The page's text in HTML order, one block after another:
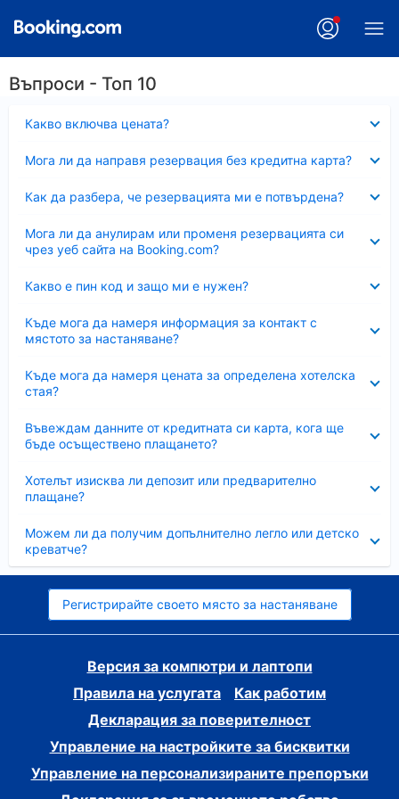
Въпроси - Топ 10
Какво включва цената?
Мога ли да направя резервация без кредитна карта?
Как да разбера, че резервацията ми е потвърдена?
Мога ли да анулирам или променя резервацията си
чрез уеб сайта на Booking.com?
Какво е пин код и защо ми е нужен?
Къде мога да намеря информация за контакт с
мястото за настаняване?
Къде мога да намеря цената за определена хотелска
стая?
Въвеждам данните от кредитната си карта, кога ще
бъде осъществено плащането?
Хотелът изисква ли депозит или предварително
плащане?
Можем ли да получим допълнително легло или детско
креватче?
Регистрирайте своето място за настаняване
Версия за компютри и лаптопи
Правила на услугата
Как работим
Декларация за поверителност
Управление на настройките за бисквитки
Управление на персонализираните препоръки